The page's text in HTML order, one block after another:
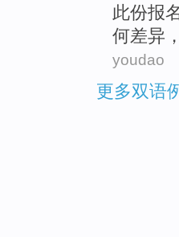
此份报
何差异
youdao
更多双语